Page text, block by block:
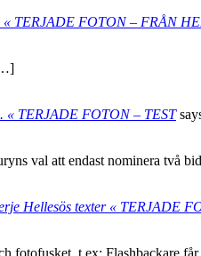
« TERJADE FOTON – FRÅN
« TERJADE FOTON – TEST
val att endast nominera två
Hellesös texter « TERJADE
fotofusket, t ex: Flashbackare